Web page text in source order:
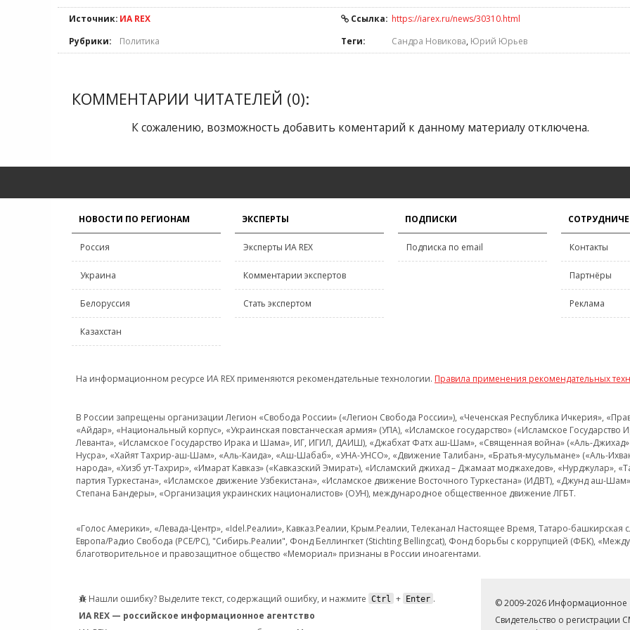
Источник: ИА REX Ссылка: https://iarex.ru/news/30310.html
Рубрики:
Политика Теги: Сандра Новикова, Юрий Юрьев
КОММЕНТАРИИ ЧИТАТЕЛЕЙ (0):
К сожалению, возможность добавить коментарий к данному материалу отключена.
НОВОСТИ ПО РЕГИОНАМ
Россия
Украина
Белоруссия
Казахстан
ЭКСПЕРТЫ
Эксперты ИА REX
Комментарии экспертов
Стать экспертом
ПОДПИСКИ
Подписка по email Контакты
Партнёры
Реклама
На информационном ресурсе ИА REX применяются рекомендательные технологии. Правила применения рекомендательных
В России запрещены организации Легион «Свобода России» («Легион Свобода России»), «Чеченская Республика Ичкерия»,
«Айдар», «Национальный корпус», «Украинская повстанческая армия» (УПА), «Исламское государство» («Исламское
Леванта», «Исламское Государство Ирака и Шама», ИГ, ИГИЛ, ДАИШ), «Джабхат Фатх аш-Шам», «Священная война» («Аль-Джихад»
Нусра», «Хайят Тахрир-аш-Шам», «Аль-Каида», «Аш-Шабаб», «УНА-УНСО», «Движение Талибан», «Братья-мусульмане» («Аль-
народа», «Хизб ут-Тахрир», «Имарат Кавказ» («Кавказский Эмират»), «Исламский джихад – Джамаат моджахедов», «Нурджулар»,
партия Туркестана», «Исламское движение Узбекистана», «Исламское движение Восточного Туркестана» (ИДВТ), «Джунд аш-
Степана Бандеры», «Организация украинских националистов» (ОУН), международное общественное движение ЛГБТ.
«Голос Америки», «Левада-Центр», «Idel.Реалии», Кавказ.Реалии, Крым.Реалии, Телеканал Настоящее Время, Татаро-
Европа/Радио Свобода (PCE/PC), "Сибирь.Реалии", Фонд Беллингкет (Stichting Bellingcat), Фонд борьбы с коррупцией (ФБК),
благотворительное и правозащитное общество «Мемориал» признаны в России иноагентами.
Нашли ошибку? Выделите текст, содержащий ошибку, и нажмите Ctrl + Enter .
ИА REX — российское информационное агентство
© 2009-2026 Информационное
Свидетельство о